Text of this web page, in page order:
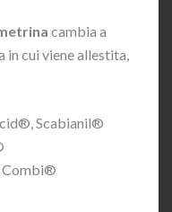
cambia a
in cui viene allestita,
Scabianil®
Combi®